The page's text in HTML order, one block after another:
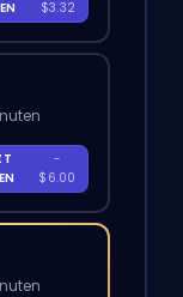
$3.32
-
$6.00